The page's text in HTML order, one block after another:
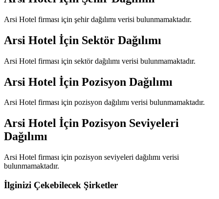
Arsi Hotel firması için şehir dağılımı verisi bulunmamaktadır.
Arsi Hotel İçin Sektör Dağılımı
Arsi Hotel firması için sektör dağılımı verisi bulunmamaktadır.
Arsi Hotel İçin Pozisyon Dağılımı
Arsi Hotel firması için pozisyon dağılımı verisi bulunmamaktadır.
Arsi Hotel İçin Pozisyon Seviyeleri
Dağılımı
Arsi Hotel firması için pozisyon seviyeleri dağılımı verisi
bulunmamaktadır.
İlginizi Çekebilecek Şirketler